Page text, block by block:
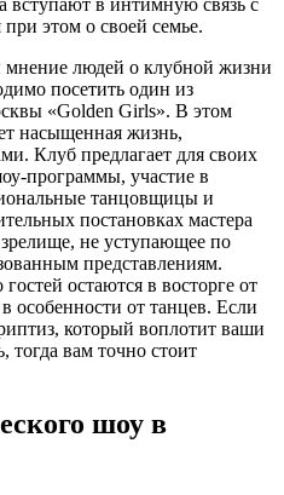
этом о своей семье.
людей о клубной жизни
посетить один из
«Golden Girls». В этом
насыщенная жизнь,
Клуб предлагает для своих
программы, участие в
танцовщицы и
постановках мастера
не уступающее по
представлениям.
остаются в восторге от
особенности от танцев. Если
который воплотит ваши
тогда вам точно стоит
шоу в